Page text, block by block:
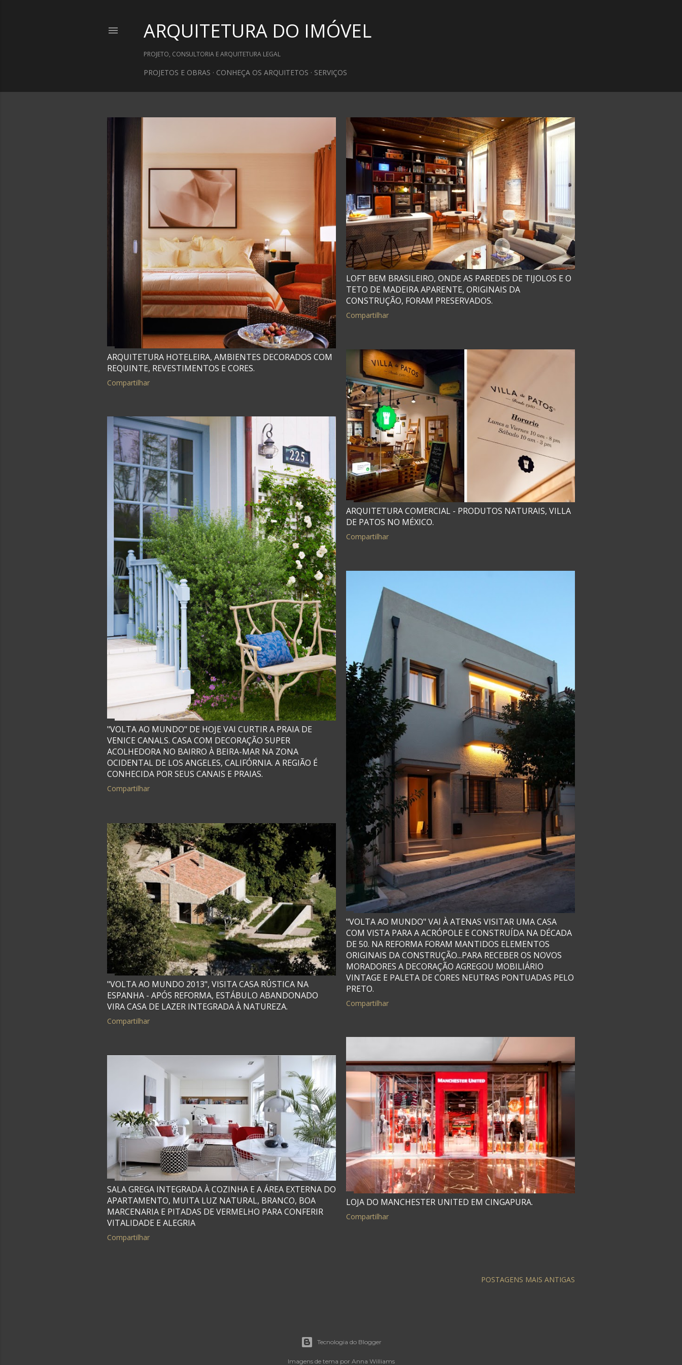
ARQUITETURA DO IMÓVEL
PROJETO, CONSULTORIA E ARQUITETURA LEGAL
PROJETOS E OBRAS CONHEÇA OS ARQUITETOS SERVIÇOS
o
s
t
a
n
ARQUITETURA HOTELEIRA, AMBIENTES DECORADOS COM
REQUINTE, REVESTIMENTOS E CORES.
Compartilhar
LOFT BEM BRASILEIRO, ONDE AS PAREDES DE TIJOLOS E O
TETO DE MADEIRA APARENTE, ORIGINAIS DA
CONSTRUÇÃO, FORAM PRESERVADOS.
Compartilhar
ARQUITETURA COMERCIAL - PRODUTOS NATURAIS, VILLA
DE PATOS NO MÉXICO.
Compartilhar
"VOLTA AO MUNDO" DE HOJE VAI CURTIR A PRAIA DE
VENICE CANALS. CASA COM DECORAÇÃO SUPER
ACOLHEDORA NO BAIRRO À BEIRA-MAR NA ZONA
OCIDENTAL DE LOS ANGELES, CALIFÓRNIA. A REGIÃO É
CONHECIDA POR SEUS CANAIS E PRAIAS.
Compartilhar
"VOLTA AO MUNDO" VAI À ATENAS VISITAR UMA CASA
COM VISTA PARA A ACRÓPOLE E CONSTRUÍDA NA DÉCADA
DE 50. NA REFORMA FORAM MANTIDOS ELEMENTOS
ORIGINAIS DA CONSTRUÇÃO...PARA RECEBER OS NOVOS
MORADORES A DECORAÇÃO AGREGOU MOBILIÁRIO
VINTAGE E PALETA DE CORES NEUTRAS PONTUADAS PELO
PRETO.
Compartilhar
"VOLTA AO MUNDO 2013", VISITA CASA RÚSTICA NA
ESPANHA - APÓS REFORMA, ESTÁBULO ABANDONADO
VIRA CASA DE LAZER INTEGRADA À NATUREZA.
Compartilhar
LOJA DO MANCHESTER UNITED EM CINGAPURA.
Compartilhar
SALA GREGA INTEGRADA À COZINHA E A ÁREA EXTERNA DO
APARTAMENTO, MUITA LUZ NATURAL, BRANCO, BOA
MARCENARIA E PITADAS DE VERMELHO PARA CONFERIR
VITALIDADE E ALEGRIA
Compartilhar
POSTAGENS MAIS ANTIGAS
Tecnologia do Blogger
Imagens de tema por Anna Williams